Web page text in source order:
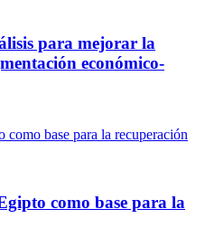
para mejorar la
económico-
como base para la